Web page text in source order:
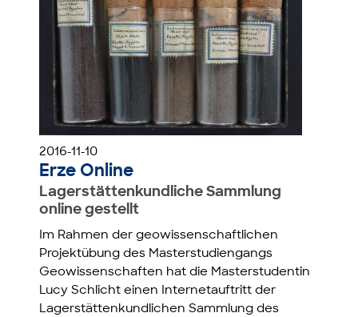
2016-11-10
Erze Online
Lagerstättenkundliche Sammlung
online gestellt
Im Rahmen der geowissenschaftlichen
Projektübung des Masterstudiengangs
Geowissenschaften hat die Masterstudentin
Lucy Schlicht einen Internetauftritt der
Lagerstättenkundlichen Sammlung des